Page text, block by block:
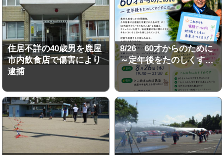
住居不詳の40歳男を鹿屋
市内飲食店で傷害により
逮捕
8/26 60才からのために
～定年後をたのしくす…